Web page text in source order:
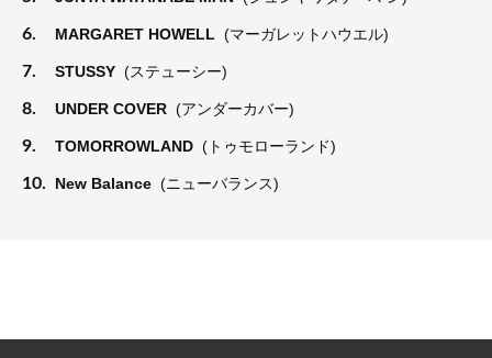
6. MARGARET HOWELL (マーガレットハウエル)
7. STUSSY (ステューシー)
8. UNDER COVER (アンダーカバー)
9. TOMORROWLAND (トゥモローランド)
10. New Balance (ニューバランス)